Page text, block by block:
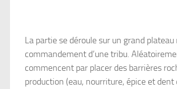
La partie se déroule sur un grand
commandement d’une tribu.
commencent par placer des barrières
production (eau, nourriture, épice et